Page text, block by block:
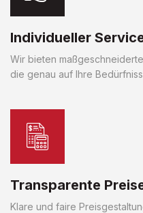
Individueller
Wir bieten
die genau auf Ihre
Transparente
Klare und faire